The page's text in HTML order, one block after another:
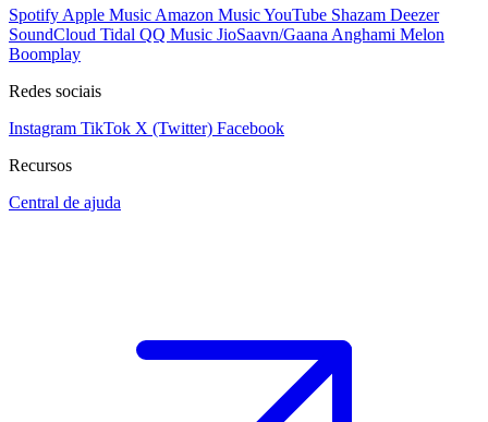
Spotify Apple Music Amazon MusicYouTube Shazam Deezer
SoundCloud Tidal QQ Music JioSaavn/Gaana Anghami Melon
Boomplay
Redes sociais
Instagram TikTok X (Twitter) Facebook
Recursos
Central de ajuda